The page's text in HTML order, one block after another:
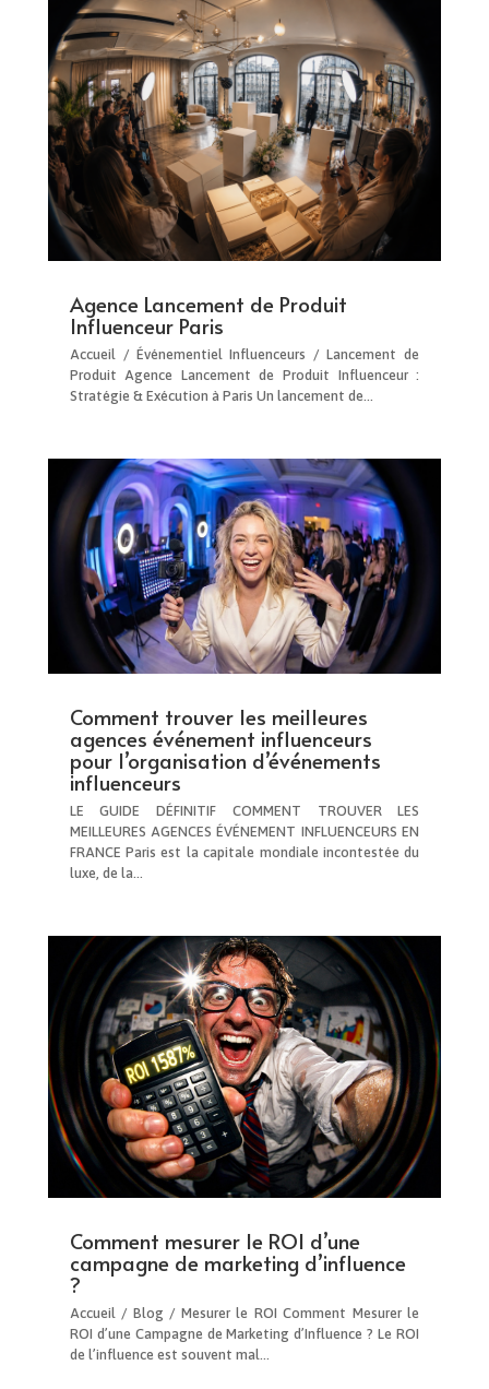
Agence Lancement de Produit
Influenceur Paris
Accueil / Événementiel Influenceurs / Lancement de
Produit Agence Lancement de Produit Influenceur :
Stratégie & Exécution à Paris Un lancement de…
Comment trouver les meilleures
agences événement influenceurs
pour l’organisation d’événements
influenceurs
LE GUIDE DÉFINITIF COMMENT TROUVER LES
MEILLEURES AGENCES ÉVÉNEMENT INFLUENCEURS EN
FRANCE Paris est la capitale mondiale incontestée du
luxe, de la…
Comment mesurer le ROI d’une
campagne de marketing d’influence
?
Accueil / Blog / Mesurer le ROI Comment Mesurer le
ROI d’une Campagne de Marketing d’Influence ? Le ROI
de l’influence est souvent mal…